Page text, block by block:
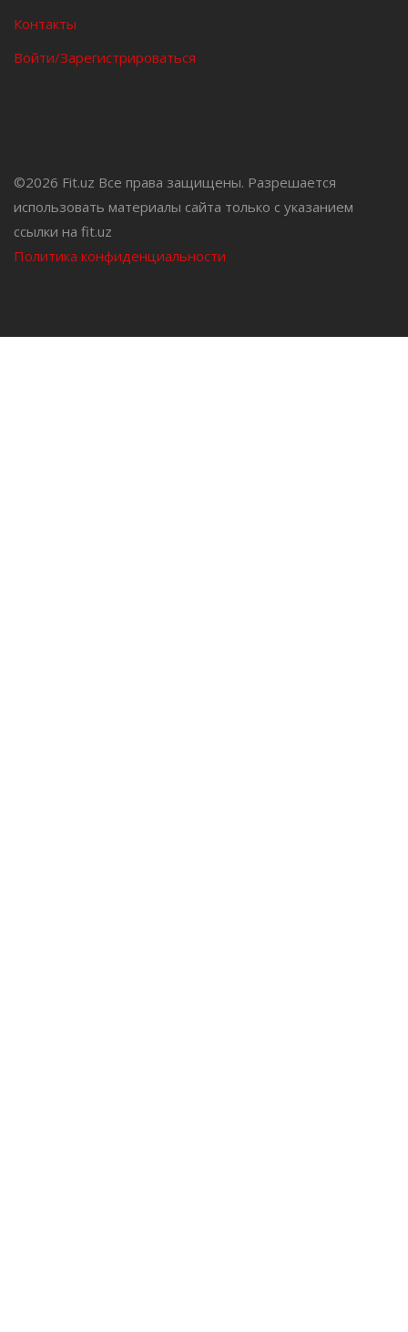
Контакты
Войти/Зарегистрироваться
©2026 Fit.uz Все права защищены. Разрешается
использовать материалы сайта только с указанием
ссылки на fit.uz
Политика конфиденциальности